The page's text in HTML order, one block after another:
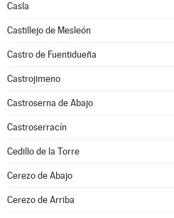
Casla
Castillejo de Mesleón
Castro de Fuentidueña
Castrojimeno
Castroserna de Abajo
Castroserracín
Cedillo de la Torre
Cerezo de Abajo
Cerezo de Arriba